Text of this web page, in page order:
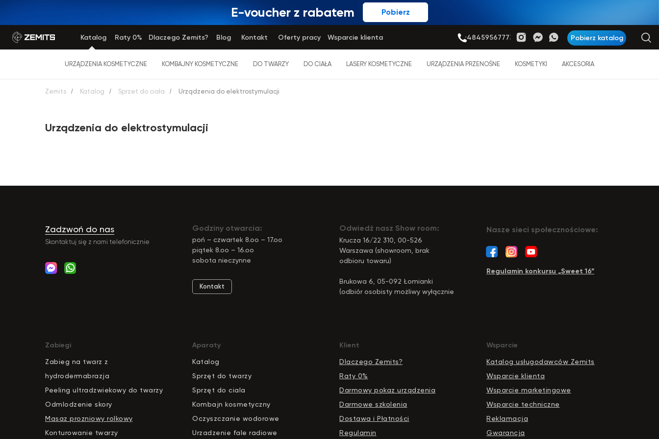
Pobierz
E-voucher z rabatem
Pobierz katalog
Katalog +48459567773
Blog
Raty 0% Dlaczego Zemits? Kontakt Oferty pracy Wsparcie klienta
URZĄDZENIA KOSMETYCZNE KOMBAJNY KOSMETYCZNE DO TWARZY DO CIAŁA LASERY KOSMETYCZNE URZĄDZENIA PRZENOŚNE KOSMETYKI AKCESORIA
Zemits / Katalog / Sprzet do ciała / Urządzenia do elektrostymulacji
Urządzenia do elektrostymulacji
Skontaktuj się z nami telefonicznie
Zadzwoń do nas Godziny otwarcia:
poń – czwartek 8.oo – 17.oo
piątek 8.oo – 16.oo
sobota nieczynne
Regulamin konkursu „Sweet 16”
Odwiedź nasz Show room:
Krucza 16/22 310, 00-526
Warszawa (showroom, brak
odbioru towaru)
Brukowa 6, 05-092 Łomianki
(odbiór osobisty możliwy wyłącznie
Kontakt
Nasze sieci społecznościowe:
Zabiegi
Zabieg na twarz z
hydrodermabrazja
Peeling ultradzwiekowy do twarzy
Odmlodzenie skory
Masaz prozniowy rolkowy
Konturowanie twarzy
Aparaty
Katalog
Sprzęt do twarzy
Sprzęt do ciala
Kombajn kosmetyczny
Oczyszczanie wodorowe
Urzadzenie fale radiowe
Klient
Dlaczego Zemits?
Raty 0%
Darmowy pokaz urządzenia
Darmowe szkolenia
Dostawa i Płatności
Regulamin
Wsparcie
Katalog usługodawców Zemits
Wsparcie klienta
Wsparcie marketingowe
Wsparcie techniczne
Reklamacja
Gwarancja